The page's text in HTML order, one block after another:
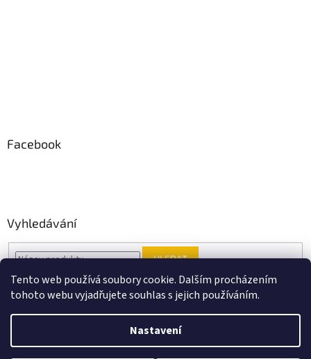
Tento web používá soubory cookie. Dalším procházením
tohoto webu vyjadřujete souhlas s jejich používáním.
Nastavení
Facebook
Vyhledávání
HLEDAT